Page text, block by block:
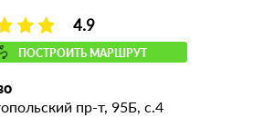
4.9
ПОСТРОИТЬ МАРШРУТ
пр-т, 95Б, с.4